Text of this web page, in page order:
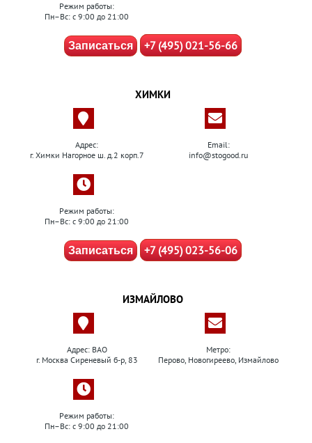
Режим работы:
Пн–Вс: с 9:00 до 21:00
Записаться +7 (495) 021-56-66
ХИМКИ
Адрес:
г. Химки Нагорное ш. д.2 корп.7
Email:
info@stogood.ru
Режим работы:
Пн–Вс: с 9:00 до 21:00
Записаться +7 (495) 023-56-06
ИЗМАЙЛОВО
Адрес: ВАО
г. Москва Сиреневый б-р, 83
Метро:
Перово, Новогиреево, Измайлово
Режим работы:
Пн–Вс: с 9:00 до 21:00